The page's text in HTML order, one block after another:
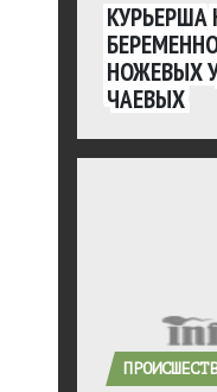
КУРЬЕРША
НОЖЕВЫХ
ЧАЕВЫХ